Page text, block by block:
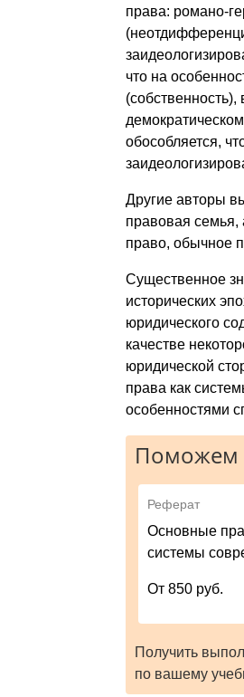
права: романо-
что на
обособляется,
Другие авторы
правовая семья,
право, обычное
Существенное
исторических
юридического
качестве
юридической
права как
особенностями
Поможем
Реферат
Основные
системы
От 850 руб.
Получить
по вашему